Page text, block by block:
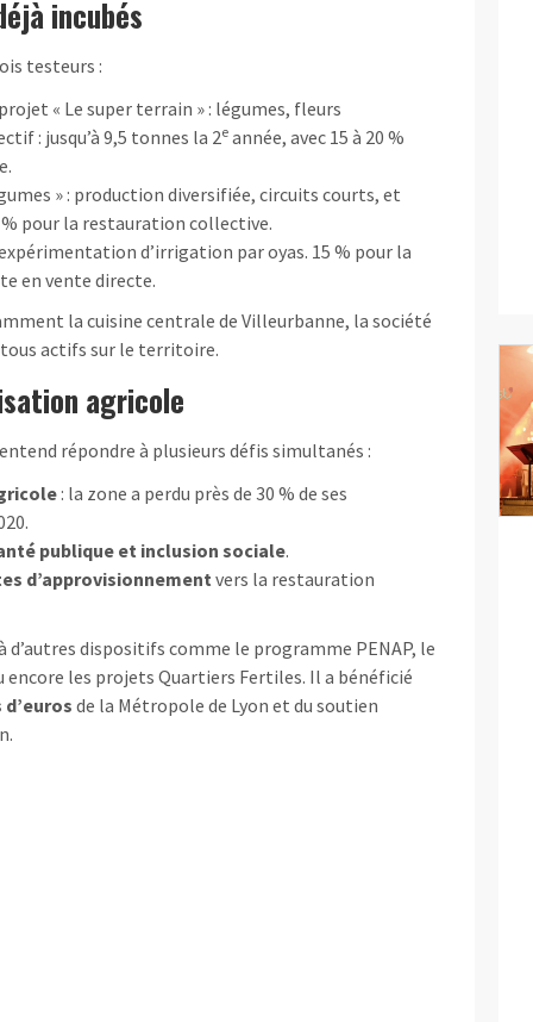
incubés
testeurs :
« Le super terrain » : légumes, fleurs
: jusqu’à 9,5 tonnes la 2e année, avec 15 à 20 %
» : production diversifiée, circuits courts, et
% pour la restauration collective.
d’irrigation par oyas. 15 % pour la
en vente directe.
la cuisine centrale de Villeurbanne, la société
actifs sur le territoire.
agricole
répondre à plusieurs défis simultanés :
: la zone a perdu près de 30 % de ses
publique et inclusion sociale.
d’approvisionnement vers la restauration
dispositifs comme le programme PENAP, le
encore les projets Quartiers Fertiles. Il a bénéficié
de la Métropole de Lyon et du soutien